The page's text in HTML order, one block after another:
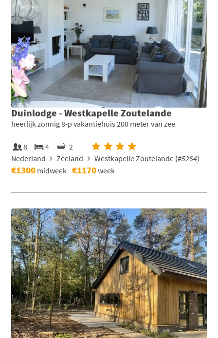
Duinlodge - Westkapelle Zoutelande
heerlijk zonnig 8-p vakantiehuis 200 meter van zee
8 4
2
Nederland
Zeeland Westkapelle Zoutelande (#5264)
€1300 midweek €1170week